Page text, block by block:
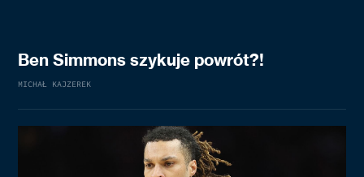
Ben Simmons szykuje powrót?!
MICHAŁ KAJZEREK